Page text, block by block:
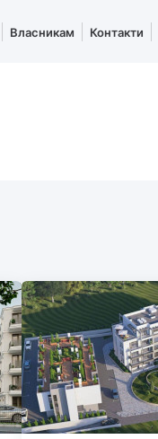
Власникам Контакти